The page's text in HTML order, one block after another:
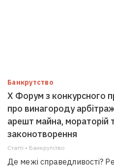
Банкрутство
Х Форум з конкурсного
про винагороду
арешт майна, мораторій
законотворення
Статті • Банкрутство
Де межі справедливості?